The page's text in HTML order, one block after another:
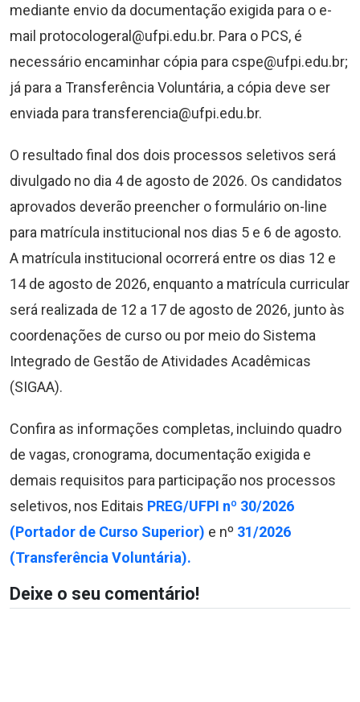
mediante envio da documentação exigida para o e-
mail protocologeral@ufpi.edu.br. Para o PCS, é
necessário encaminhar cópia para cspe@ufpi.edu.br;
já para a Transferência Voluntária, a cópia deve ser
enviada para transferencia@ufpi.edu.br.
O resultado final dos dois processos seletivos será
divulgado no dia 4 de agosto de 2026. Os candidatos
aprovados deverão preencher o formulário on-line
para matrícula institucional nos dias 5 e 6 de agosto.
A matrícula institucional ocorrerá entre os dias 12 e
14 de agosto de 2026, enquanto a matrícula curricular
será realizada de 12 a 17 de agosto de 2026, junto às
coordenações de curso ou por meio do Sistema
Integrado de Gestão de Atividades Acadêmicas
(SIGAA).
Confira as informações completas, incluindo quadro
de vagas, cronograma, documentação exigida e
demais requisitos para participação nos processos
seletivos, nos Editais PREG/UFPI nº 30/2026
(Portador de Curso Superior) e nº 31/2026
(Transferência Voluntária).
Deixe o seu comentário!